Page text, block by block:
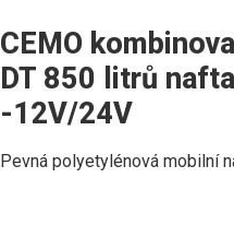
CEMO
DT 850 litrů
-12V/24V
Pevná polyetylénová mobilní